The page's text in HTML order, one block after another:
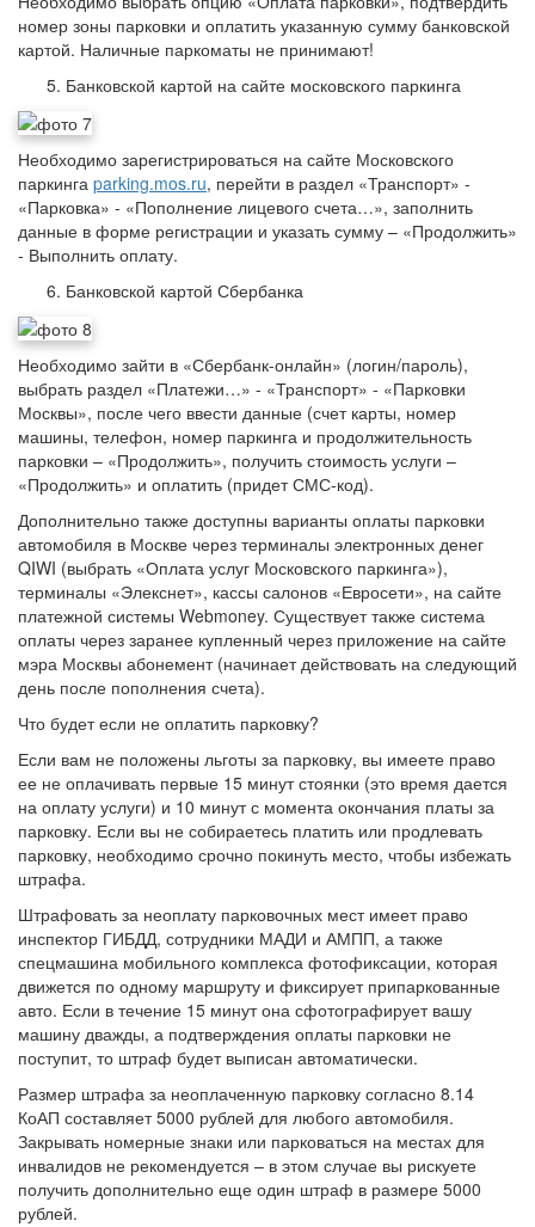
номер зоны парковки и оплатить указанную сумму банковской
картой. Наличные паркоматы не принимают!
Банковской картой на сайте московского паркинга
Необходимо зарегистрироваться на сайте Московского
паркинга parking.mos.ru, перейти в раздел «Транспорт» -
«Парковка» - «Пополнение лицевого счета…», заполнить
данные в форме регистрации и указать сумму – «Продолжить»
- Выполнить оплату.
Банковской картой Сбербанка
Необходимо зайти в «Сбербанк-онлайн» (логин/пароль),
выбрать раздел «Платежи…» - «Транспорт» - «Парковки
Москвы», после чего ввести данные (счет карты, номер
машины, телефон, номер паркинга и продолжительность
парковки – «Продолжить», получить стоимость услуги –
«Продолжить» и оплатить (придет СМС-код).
Дополнительно также доступны варианты оплаты парковки
автомобиля в Москве через терминалы электронных денег
QIWI (выбрать «Оплата услуг Московского паркинга»),
терминалы «Элекснет», кассы салонов «Евросети», на сайте
платежной системы Webmoney. Существует также система
оплаты через заранее купленный через приложение на сайте
мэра Москвы абонемент (начинает действовать на следующий
день после пополнения счета).
Что будет если не оплатить парковку?
Если вам не положены льготы за парковку, вы имеете право
ее не оплачивать первые 15 минут стоянки (это время дается
на оплату услуги) и 10 минут с момента окончания платы за
парковку. Если вы не собираетесь платить или продлевать
парковку, необходимо срочно покинуть место, чтобы избежать
штрафа.
Штрафовать за неоплату парковочных мест имеет право
инспектор ГИБДД, сотрудники МАДИ и АМПП, а также
спецмашина мобильного комплекса фотофиксации, которая
движется по одному маршруту и фиксирует припаркованные
авто. Если в течение 15 минут она сфотографирует вашу
машину дважды, а подтверждения оплаты парковки не
поступит, то штраф будет выписан автоматически.
Размер штрафа за неоплаченную парковку согласно 8.14
КоАП составляет 5000 рублей для любого автомобиля.
Закрывать номерные знаки или парковаться на местах для
инвалидов не рекомендуется – в этом случае вы рискуете
получить дополнительно еще один штраф в размере 5000
рублей.